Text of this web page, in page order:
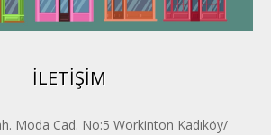
İLETİŞİM
Moda Cad. No:5 Workinton Kadıköy/